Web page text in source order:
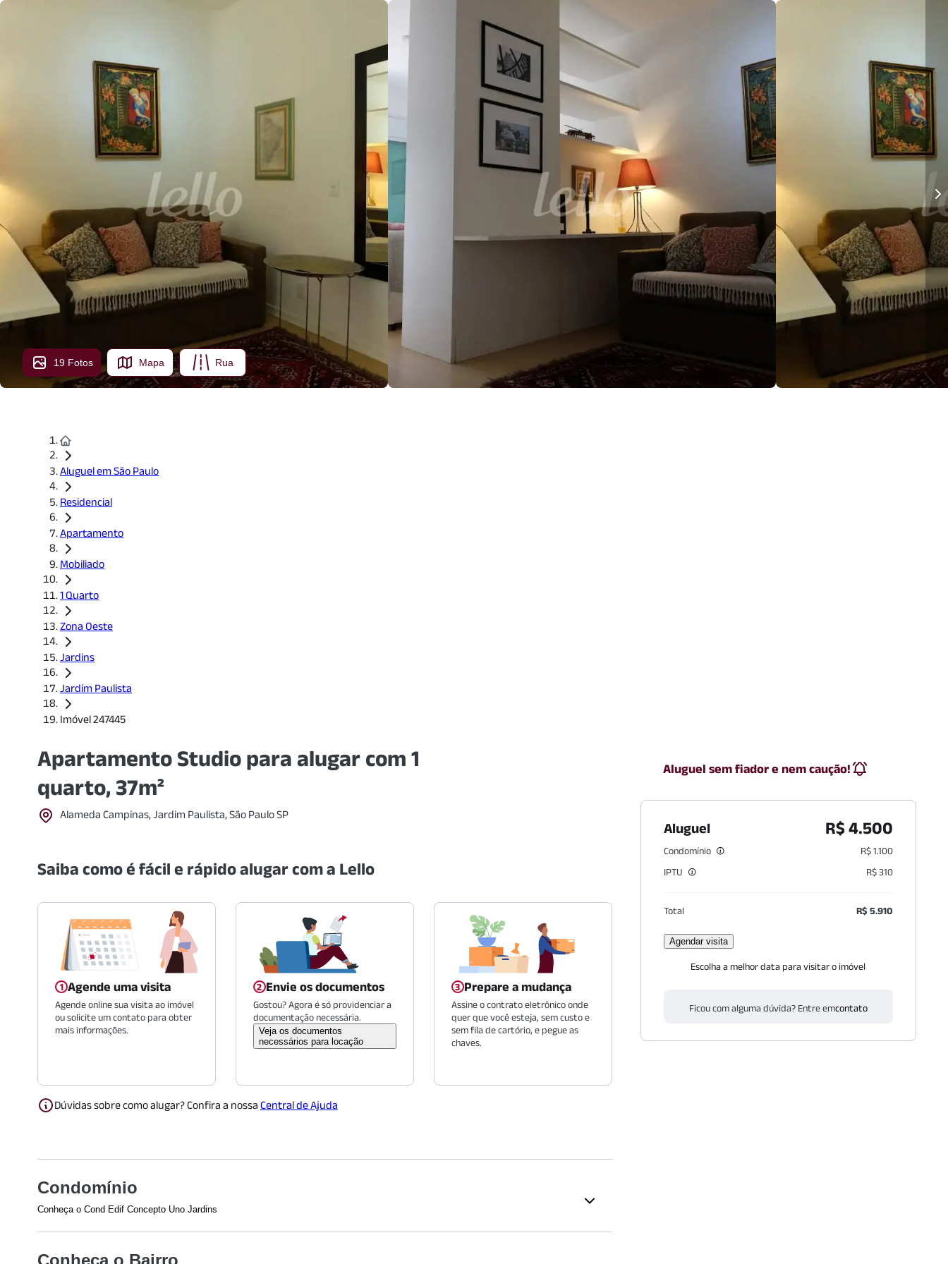
19 Fotos Mapa Rua
Aluguel em São Paulo
Residencial
Apartamento
Mobiliado
1 Quarto
Zona Oeste
Jardins
Jardim Paulista
Imóvel 247445
Apartamento Studio para alugar com 1
quarto, 37m²
Alameda Campinas, Jardim Paulista, São Paulo SP
Saiba como é fácil e rápido alugar com a Lello
Agende uma visita
Agende online sua visita ao imóvel
ou solicite um contato para obter
mais informações.
Envie os documentos
Gostou? Agora é só providenciar a
documentação necessária.
Veja os documentos
necessários para locação
Prepare a mudança
Assine o contrato eletrônico onde
quer que você esteja, sem custo e
sem fila de cartório, e pegue as
chaves.
Dúvidas sobre como alugar? Confira a nossa Central de Ajuda
Condomínio
Conheça o Cond Edif Concepto Uno Jardins
Conheça o Bairro
Aluguel sem fiador e nem caução!
Aluguel R$ 4.500
Condomínio
R$ 1.100
IPTU
R$ 310
Total R$ 5.910
Agendar visita
Escolha a melhor data para visitar o imóvel
Ficou com alguma dúvida? Entre emcontato